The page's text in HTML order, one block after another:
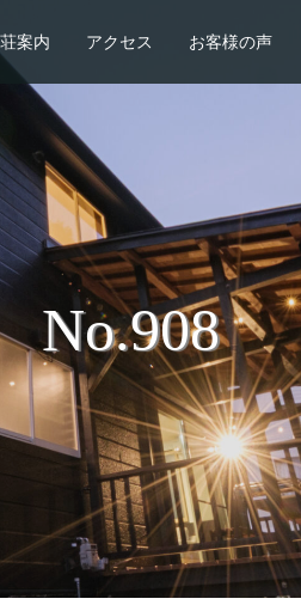
案内 アクセス お客様の声
No.908